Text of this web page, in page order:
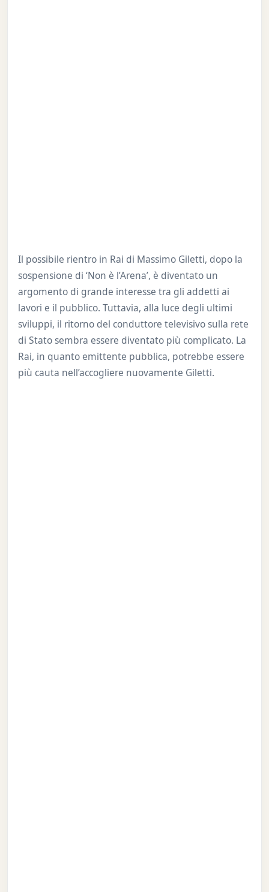
Il possibile rientro in Rai di Massimo Giletti, dopo la
sospensione di ‘Non è l’Arena’, è diventato un
argomento di grande interesse tra gli addetti ai
lavori e il pubblico. Tuttavia, alla luce degli ultimi
sviluppi, il ritorno del conduttore televisivo sulla rete
di Stato sembra essere diventato più complicato. La
Rai, in quanto emittente pubblica, potrebbe essere
più cauta nell’accogliere nuovamente Giletti.